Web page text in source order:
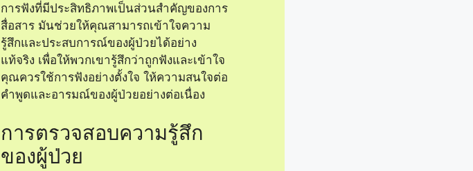
พวกเขารู้สึกว่าอารมณ์และความรู้สึกของพวก
เขาได้รับความสำคัญ หากคุณแสดงความ
เข้าใจเมื่อผู้ป่วยแจ้งความรู้สึก เช่น ความกลัว
หรือความวิตกกังวล พวกเขาจะมั่นใจมากขึ้น
ในการแบ่งปันความรู้สึกต่อไป จึงช่วยสร้าง
บรรยากาศที่เปิดกว้างสำหรับการสื่อสารใน